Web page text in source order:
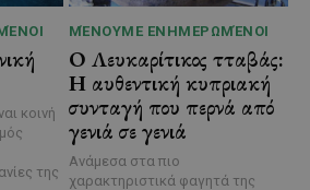
της
ΜΈΝΟΥΜΕ ΕΝΗΜΕΡΩΜΈΝΟΙ
Ο Λευκαρίτικος τταβάς:
Η αυθεντική κυπριακή
συνταγή που περνά από
γενιά σε γενιά
Ανάμεσα στα πιο
χαρακτηριστικά φαγητά της